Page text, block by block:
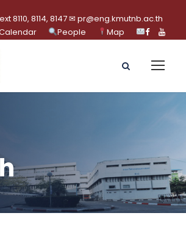
8110, 8114, 8147 ✉ pr@eng.kmutnb.ac.th
People Map